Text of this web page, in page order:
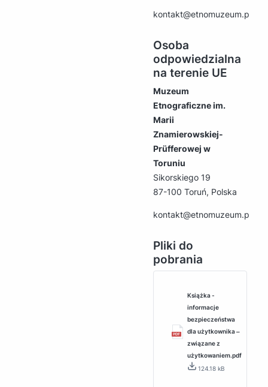
kontakt@etnomuzeum.pl
Osoba
odpowiedzialna
na terenie UE
Muzeum
Etnograficzne im.
Marii
Znamierowskiej-
Prüfferowej w
Toruniu
Sikorskiego 19
87-100 Toruń, Polska
kontakt@etnomuzeum.pl
Pliki do
pobrania
Książka -
informacje
bezpieczeństwa
dla użytkownika ‒
związane z
użytkowaniem.pdf
124.18 kB